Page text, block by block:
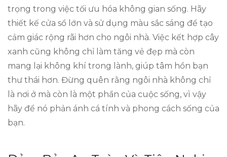
trọng trong việc tối ưu hóa không gian sống. Hãy
thiết kế cửa sổ lớn và sử dụng màu sắc sáng để tạo
cảm giác rộng rãi hơn cho ngôi nhà. Việc kết hợp cây
xanh cũng không chỉ làm tăng vẻ đẹp mà còn
mang lại không khí trong lành, giúp tâm hồn bạn
thư thái hơn. Đừng quên rằng ngôi nhà không chỉ
là nơi ở mà còn là một phần của cuộc sống, vì vậy
hãy để nó phản ánh cá tính và phong cách sống của
bạn.